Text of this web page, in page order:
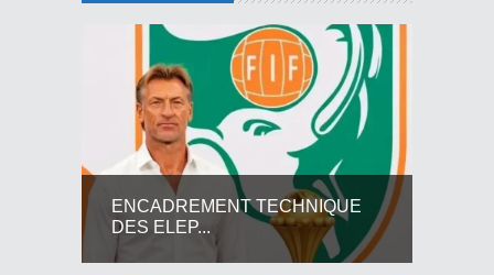
ENCADREMENT TECHNIQUE
DES ELEP...